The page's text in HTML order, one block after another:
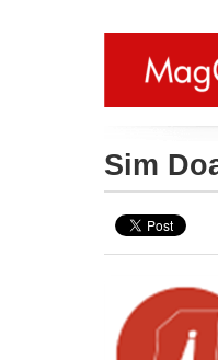
Sim